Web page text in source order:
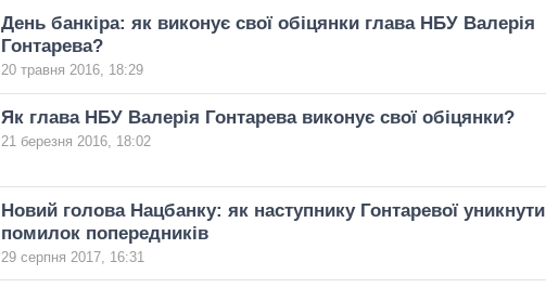
День банкіра: як виконує свої обіцянки глава НБУ Валерія
Гонтарева?
20 травня 2016, 18:29
Як глава НБУ Валерія Гонтарева виконує свої обіцянки?
21 березня 2016, 18:02
Новий голова Нацбанку: як наступнику Гонтаревої уникнути
помилок попередників
29 серпня 2017, 16:31